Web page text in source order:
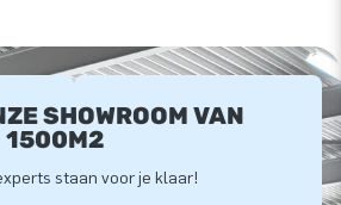
SHOWROOM VAN
1500M2
staan voor je klaar!